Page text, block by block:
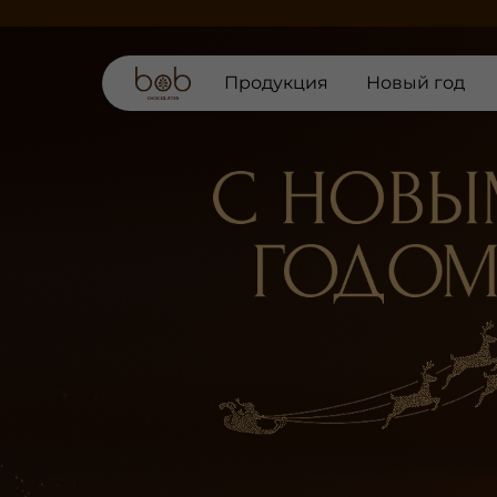
Продукция Новый год